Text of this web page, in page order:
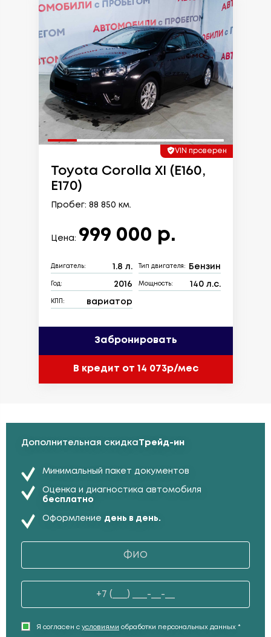
VIN проверен
Toyota Corolla XI (E160,
E170)
Пробег: 88 850 км.
Цена: 999 000 р.
Двигатель: 1.8 л. Тип двигателя: Бензин
Год: 2016 Мощность: 140 л.с.
КПП: вариатор
Забронировать
В кредит от 14 073р/мес
Дополнительная скидкаТрейд-ин
Минимальный пакет документов
Оценка и диагностика автомобиля
бесплатно
Оформление день в день.
Я согласен с условиями обработки персональных данных *